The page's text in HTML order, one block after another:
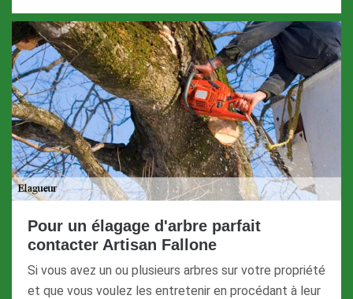
Pour un élagage d'arbre parfait
contacter Artisan Fallone
Si vous avez un ou plusieurs arbres sur votre propriété
et que vous voulez les entretenir en procédant à leur